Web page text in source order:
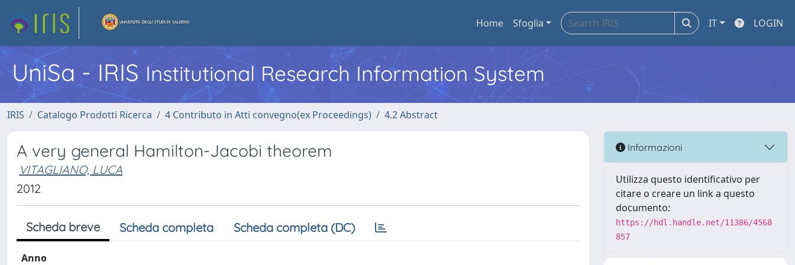
Home Sfoglia IT LOGIN
UniSa - IRIS Institutional Research Information System
IRIS Catalogo Prodotti Ricerca 4 Contributo in Atti convegno(ex Proceedings) 4.2 Abstract
A very general Hamilton-Jacobi theorem
VITAGLIANO, LUCA
2012
Scheda breve Scheda completa Scheda completa (DC)
Anno
Informazioni
Utilizza questo identificativo per
citare o creare un link a questo
documento:
https://hdl.handle.net/11386/4568
857